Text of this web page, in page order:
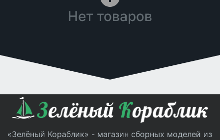
Нет товаров
«Зелёный Кораблик» - магазин сборных моделей из